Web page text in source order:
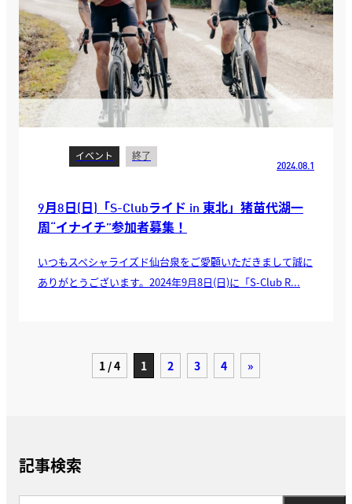
イベント
終了
2024.08.1
9月8日(日)「S-Clubライド in 東北」猪苗代湖一
周“イナイチ”参加者募集！
いつもスペシャライズド仙台泉をご愛顧いただきまして誠に
ありがとうございます。2024年9月8日(日)に「S-Club R...
1 / 4 1 2 3 4 »
記事検索